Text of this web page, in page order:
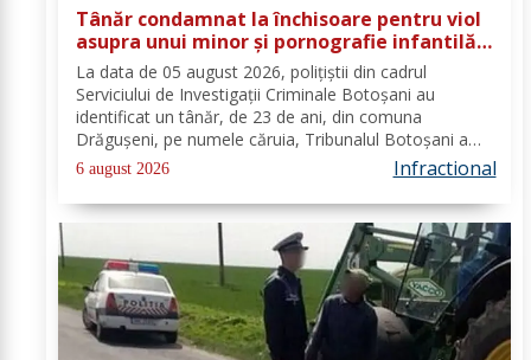
Tânăr condamnat la închisoare pentru viol
asupra unui minor și pornografie infantilă,
identificat de polițiști
La data de 05 august 2026, polițiștii din cadrul
Serviciului de Investigații Criminale Botoșani au
identificat un tânăr, de 23 de ani, din comuna
Drăgușeni, pe numele căruia, Tribunalul Botoșani a
emis un mandat de executare a pedepsei cu
închisoarea. Tânărul a fost condamnat la 4 ani și 5 luni
de...
6 august 2026 Infractional